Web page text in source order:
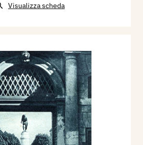
Visualizza scheda